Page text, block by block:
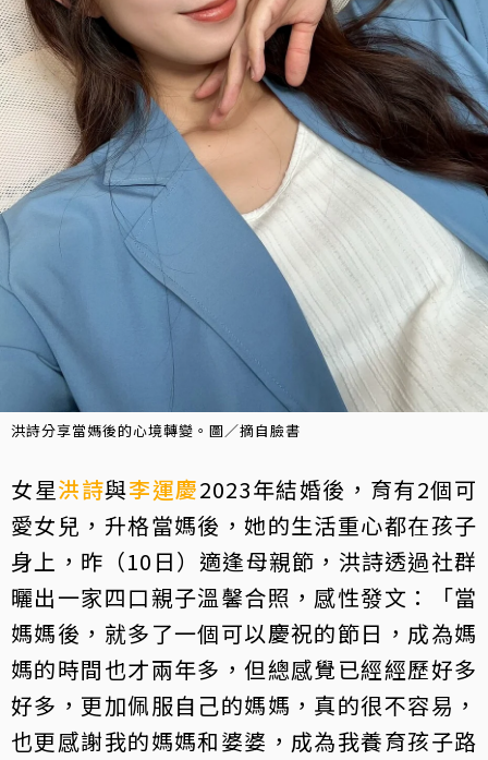
洪詩分享當媽後的心境轉變。圖／摘自臉書
女星洪詩與李運慶2023年結婚後，育有2個可
愛女兒，升格當媽後，她的生活重心都在孩子
身上，昨（10日）適逢母親節，洪詩透過社群
曬出一家四口親子溫馨合照，感性發文：「當
媽媽後，就多了一個可以慶祝的節日，成為媽
媽的時間也才兩年多，但總感覺已經經歷好多
好多，更加佩服自己的媽媽，真的很不容易，
也更感謝我的媽媽和婆婆，成為我養育孩子路